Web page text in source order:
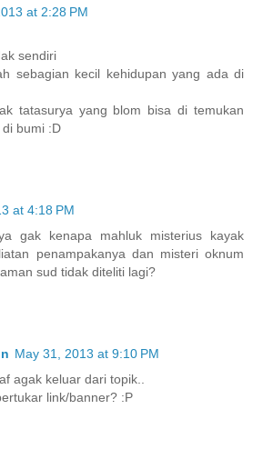
at 2:28 PM
sendiri
sebagian kecil kehidupan yang ada di
tatasurya yang blom bisa di temukan
bumi :D
at 4:18 PM
gak kenapa mahluk misterius kayak
penampakanya dan misteri oknum
sud tidak diteliti lagi?
May 31, 2013 at 9:10 PM
agak keluar dari topik..
link/banner? :P